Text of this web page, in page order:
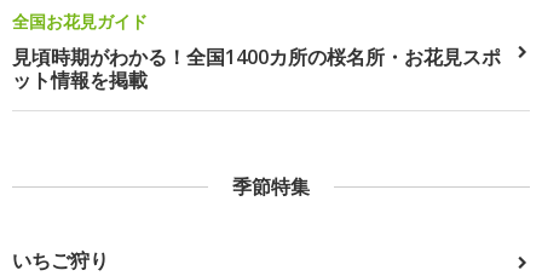
全国お花見ガイド
見頃時期がわかる！全国1400カ所の桜名所・お花見スポ
ット情報を掲載
季節特集
いちご狩り